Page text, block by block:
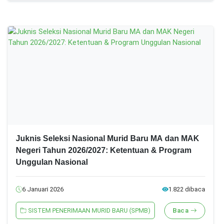
Juknis Seleksi Nasional Murid Baru MA dan MAK
Negeri Tahun 2026/2027: Ketentuan & Program
Unggulan Nasional
6 Januari 2026 1.822 dibaca
SISTEM PENERIMAAN MURID BARU (SPMB) Baca